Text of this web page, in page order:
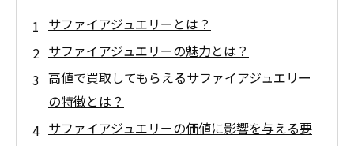
サファイアジュエリーとは？
サファイアジュエリーの魅力とは？
高値で買取してもらえるサファイアジュエリー
の特徴とは？
サファイアジュエリーの価値に影響を与える要